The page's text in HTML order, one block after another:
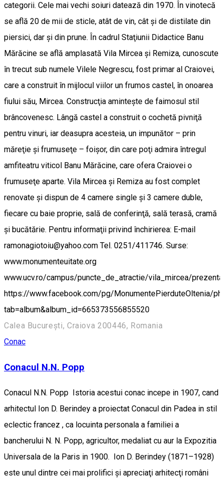
categorii. Cele mai vechi soiuri datează din 1970. În vinotecă
se află 20 de mii de sticle, atât de vin, cât şi de distilate din
piersici, dar şi din prune. În cadrul Staţiunii Didactice Banu
Mărăcine se află amplasată Vila Mircea şi Remiza, cunoscute
în trecut sub numele Vilele Negrescu, fost primar al Craiovei,
care a construit în mijlocul viilor un frumos castel, în onoarea
fiului său, Mircea. Construcţia aminteşte de faimosul stil
brâncovenesc. Lângă castel a construit o cochetă pivniţă
pentru vinuri, iar deasupra acesteia, un impunător – prin
măreţie şi frumuseţe – foişor, din care poţi admira întregul
amfiteatru viticol Banu Mărăcine, care ofera Craiovei o
frumuseţe aparte. Vila Mircea şi Remiza au fost complet
renovate şi dispun de 4 camere single şi 3 camere duble,
fiecare cu baie proprie, sală de conferinţă, sală terasă, cramă
şi bucătărie. Pentru informaţii privind închirierea: E-mail
ramonagiotoiu@yahoo.com Tel. 0251/411746. Surse:
www.monumenteuitate.org
www.ucv.ro/campus/puncte_de_atractie/vila_mircea/
https://www.facebook.com/pg/MonumentePierduteOltenia/
tab=album&album_id=665373556855520
Calea București, Craiova 200446, Romania
Conac
Conacul N.N. Popp
Conacul N.N. Popp Istoria acestui conac incepe in 1907, cand
arhitectul Ion D. Berindey a proiectat Conacul din Padea in stil
eclectic francez , ca locuinta personala a familiei a
bancherului N. N. Popp, agricultor, medaliat cu aur la Expozitia
Universala de la Paris in 1900. Ion D. Berindey (1871–1928)
este unul dintre cei mai prolifici şi apreciaţi arhitecţi români